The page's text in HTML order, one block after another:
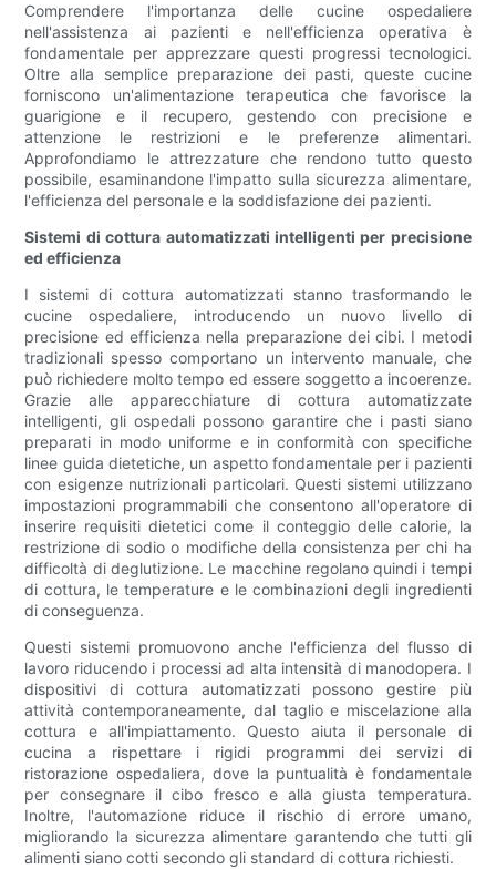
Comprendere l'importanza delle cucine ospedaliere
nell'assistenza ai pazienti e nell'efficienza operativa è
fondamentale per apprezzare questi progressi tecnologici.
Oltre alla semplice preparazione dei pasti, queste cucine
forniscono un'alimentazione terapeutica che favorisce la
guarigione e il recupero, gestendo con precisione e
attenzione le restrizioni e le preferenze alimentari.
Approfondiamo le attrezzature che rendono tutto questo
possibile, esaminandone l'impatto sulla sicurezza alimentare,
l'efficienza del personale e la soddisfazione dei pazienti.
Sistemi di cottura automatizzati intelligenti per precisione
ed efficienza
I sistemi di cottura automatizzati stanno trasformando le
cucine ospedaliere, introducendo un nuovo livello di
precisione ed efficienza nella preparazione dei cibi. I metodi
tradizionali spesso comportano un intervento manuale, che
può richiedere molto tempo ed essere soggetto a incoerenze.
Grazie alle apparecchiature di cottura automatizzate
intelligenti, gli ospedali possono garantire che i pasti siano
preparati in modo uniforme e in conformità con specifiche
linee guida dietetiche, un aspetto fondamentale per i pazienti
con esigenze nutrizionali particolari. Questi sistemi utilizzano
impostazioni programmabili che consentono all'operatore di
inserire requisiti dietetici come il conteggio delle calorie, la
restrizione di sodio o modifiche della consistenza per chi ha
difficoltà di deglutizione. Le macchine regolano quindi i tempi
di cottura, le temperature e le combinazioni degli ingredienti
di conseguenza.
Questi sistemi promuovono anche l'efficienza del flusso di
lavoro riducendo i processi ad alta intensità di manodopera. I
dispositivi di cottura automatizzati possono gestire più
attività contemporaneamente, dal taglio e miscelazione alla
cottura e all'impiattamento. Questo aiuta il personale di
cucina a rispettare i rigidi programmi dei servizi di
ristorazione ospedaliera, dove la puntualità è fondamentale
per consegnare il cibo fresco e alla giusta temperatura.
Inoltre, l'automazione riduce il rischio di errore umano,
migliorando la sicurezza alimentare garantendo che tutti gli
alimenti siano cotti secondo gli standard di cottura richiesti.